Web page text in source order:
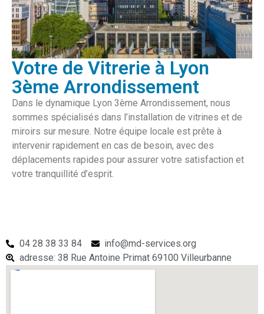
Votre de Vitrerie à Lyon
3ème Arrondissement
Dans le dynamique Lyon 3ème Arrondissement, nous
sommes spécialisés dans l’installation de vitrines et de
miroirs sur mesure. Notre équipe locale est prête à
intervenir rapidement en cas de besoin, avec des
déplacements rapides pour assurer votre satisfaction et
votre tranquillité d’esprit.
04 28 38 33 84
info@md-services.org
adresse: 38 Rue Antoine Primat 69100 Villeurbanne